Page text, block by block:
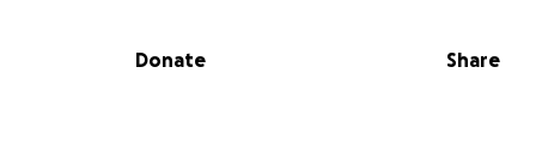
verhalen vertellen!
Donate Share